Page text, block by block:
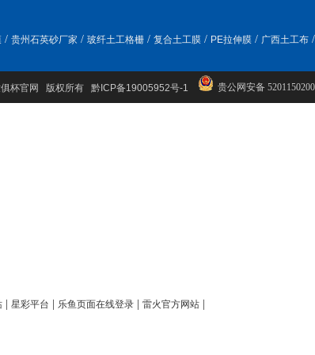
/ 贵州石英砂厂家 / 玻纤土工格栅 / 复合土工膜 / PE拉伸膜 / 广西土工布 /
杯官网 版权所有 黔ICP备19005952号-1 贵公网安备
星彩平台 乐鱼页面在线登录 雷火官方网站